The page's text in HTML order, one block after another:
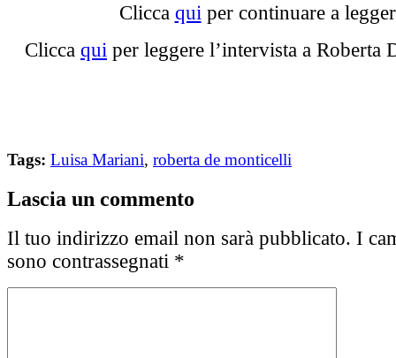
Clicca qui per continuare a
Clicca qui per leggere l’intervista a Roberta
Tags: Luisa Mariani, roberta de monticelli
Lascia un commento
Il tuo indirizzo email non sarà pubblicato. I
sono contrassegnati *